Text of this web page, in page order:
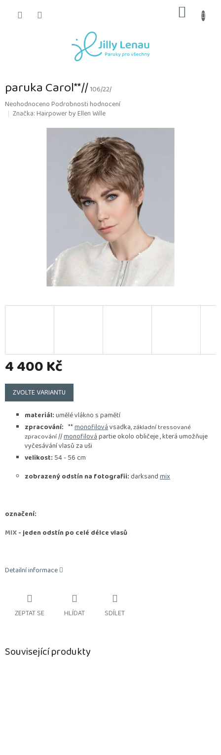
KOŠÍK
paruka Carol**//106/22/
Průměrné
hodnocení
NeohodnocenoPodrobnosti hodnocení
Značka:Hairpower by Ellen Wille
4 400 Kč
Měrná
cena:
ZVOLTE VARIANTU
materiál:umělé vlákno s pamětí
zpracování: **monofilovávsadka,základní tressované
zpracování//monofilovápartie okolo obličeje , která umožňuje
vyčesávání vlasů za uši
velikost: 54 - 56 cm
zobrazený odstín na fotografii: darksandmix
označení:
MIX- jeden odstín po celé délce vlasů
Detailní informace
ZEPTAT SE HLÍDAT SDÍLET
Související produkty